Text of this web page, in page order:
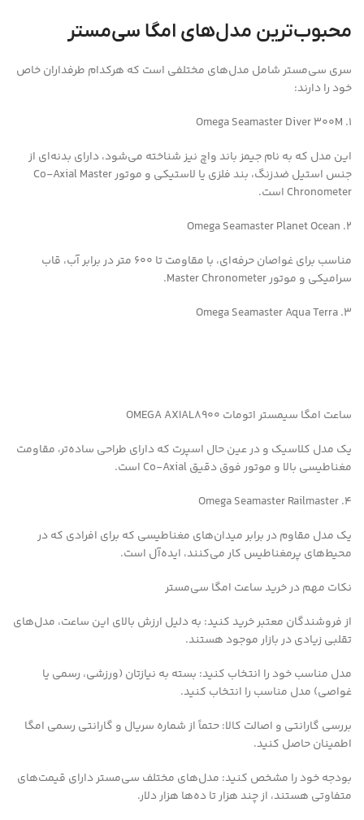
محبوب‌ترین مدل‌های امگا سی‌مستر
سری سی‌مستر شامل مدل‌های مختلفی است که هرکدام طرفداران خاص
خود را دارند:
1. Omega Seamaster Diver 300M
این مدل که به نام جیمز باند واچ نیز شناخته می‌شود، دارای بدنه‌ای از
جنس استیل ضدزنگ، بند فلزی یا لاستیکی و موتور Co-Axial Master
Chronometer است.
2. Omega Seamaster Planet Ocean
مناسب برای غواصان حرفه‌ای، با مقاومت تا 600 متر در برابر آب، قاب
سرامیکی و موتور Master Chronometer.
3. Omega Seamaster Aqua Terra
ساعت امگا سیمستر اتومات OMEGA AXIAL8900
یک مدل کلاسیک و در عین حال اسپرت که دارای طراحی ساده‌تر، مقاومت
مغناطیسی بالا و موتور فوق دقیق Co-Axial است.
4. Omega Seamaster Railmaster
یک مدل مقاوم در برابر میدان‌های مغناطیسی که برای افرادی که در
محیط‌های پرمغناطیس کار می‌کنند، ایده‌آل است.
نکات مهم در خرید ساعت امگا سی‌مستر
از فروشندگان معتبر خرید کنید: به دلیل ارزش بالای این ساعت، مدل‌های
تقلبی زیادی در بازار موجود هستند.
مدل مناسب خود را انتخاب کنید: بسته به نیازتان (ورزشی، رسمی یا
غواصی) مدل مناسب را انتخاب کنید.
بررسی گارانتی و اصالت کالا: حتماً از شماره سریال و گارانتی رسمی امگا
اطمینان حاصل کنید.
بودجه خود را مشخص کنید: مدل‌های مختلف سی‌مستر دارای قیمت‌های
متفاوتی هستند، از چند هزار تا ده‌ها هزار دلار.